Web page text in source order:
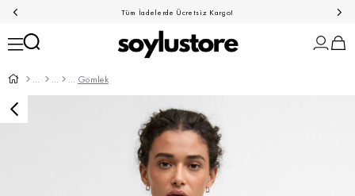
Tüm İadelerde Ücretsiz Kargo!
Gömlek